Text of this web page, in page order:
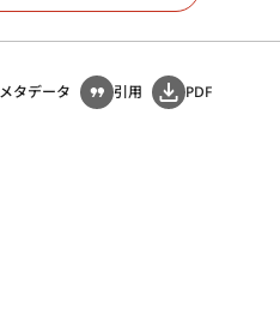
メタデータ 引用 PDF